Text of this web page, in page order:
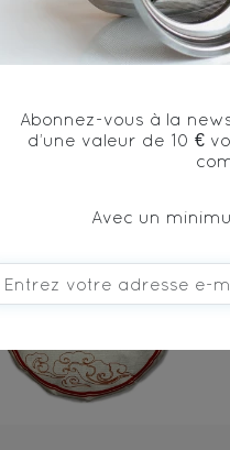
vous
Abonnez-vous à la
d’une valeur de 10 €
Avec un